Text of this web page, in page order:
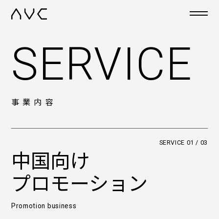
SERVICE
事業内容
SERVICE 01 / 03
中国向け
プロモーション
Promotion business